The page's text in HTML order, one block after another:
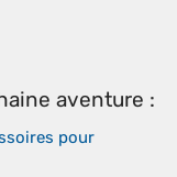
aventure :
pour